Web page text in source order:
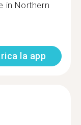
in Northern
la app